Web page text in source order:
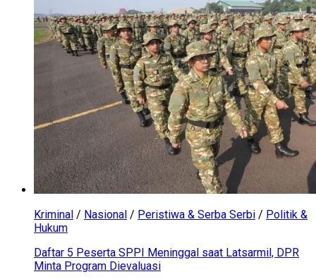
Kriminal / Nasional / Peristiwa & Serba Serbi / Politik &
Hukum
Daftar 5 Peserta SPPI Meninggal saat Latsarmil, DPR
Minta Program Dievaluasi